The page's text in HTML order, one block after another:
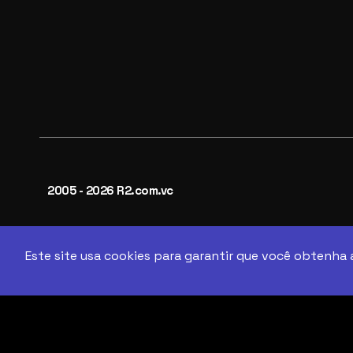
Este site usa cookies para garantir que você obtenha
2005 - 2026 R2.com.vc